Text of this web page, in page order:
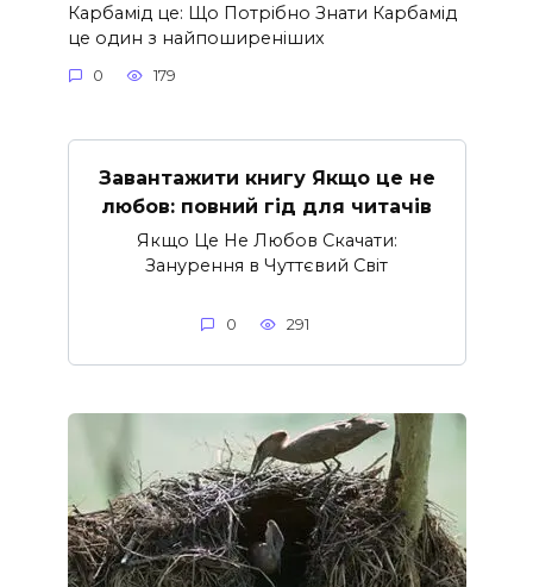
Карбамід це: Що Потрібно Знати Карбамід
це один з найпоширеніших
0 179
Завантажити книгу Якщо це не
любов: повний гід для читачів
Якщо Це Не Любов Скачати:
Занурення в Чуттєвий Світ
0 291